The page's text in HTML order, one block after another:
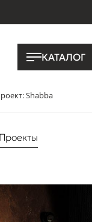
КАТАЛОГ
Shabba
Проекты